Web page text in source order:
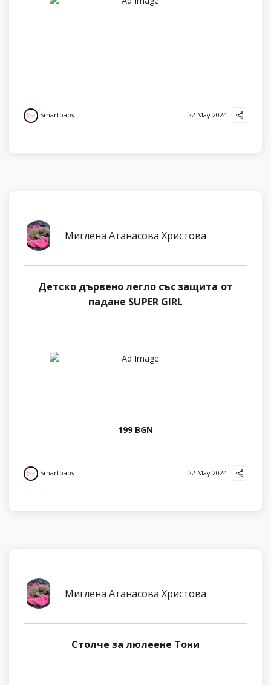
Smartbaby 22 May 2024
Миглена Атанасова Христова
Детско дървено легло със защита от
падане SUPER GIRL
199 BGN
Smartbaby 22 May 2024
Миглена Атанасова Христова
Столче за люлеене Тони